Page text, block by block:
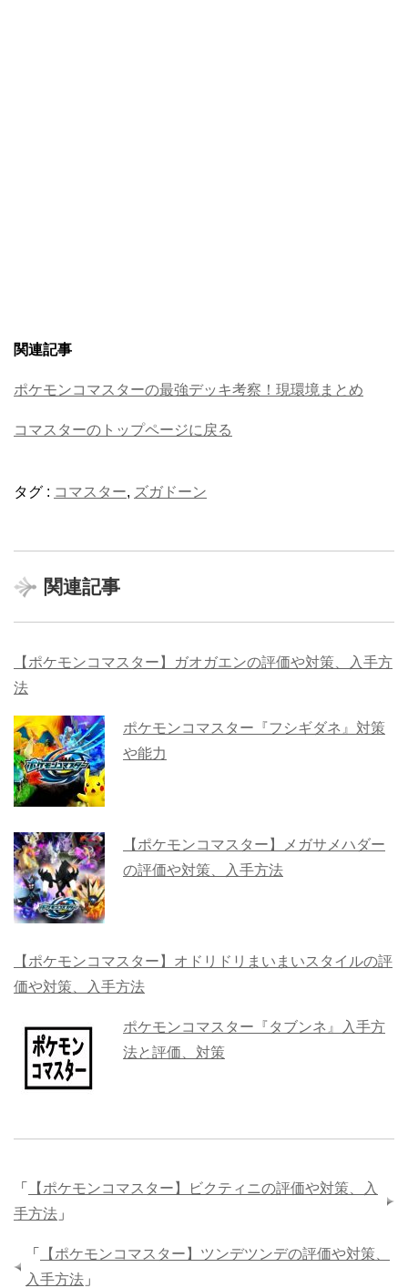
関連記事
ポケモンコマスターの最強デッキ考察！現環境まとめ
コマスターのトップページに戻る
タグ : コマスター, ズガドーン
関連記事
【ポケモンコマスター】ガオガエンの評価や対策、入手方
法
ポケモンコマスター『フシギダネ』対策
や能力
【ポケモンコマスター】メガサメハダー
の評価や対策、入手方法
【ポケモンコマスター】オドリドリまいまいスタイルの評
価や対策、入手方法
ポケモンコマスター『タブンネ』入手方
法と評価、対策
「
【ポケモンコマスター】ビクティニの評価や対策、入
手方法 」
「
【ポケモンコマスター】ツンデツンデの評価や対策、
入手方法 」